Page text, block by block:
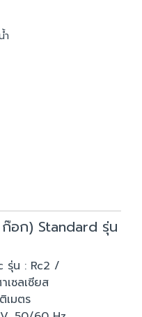
ำ
ก๊อก) Standard รุ่น
รุ่น : Rc2 /
ซลเซียส
เมตร